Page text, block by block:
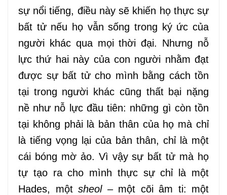
sự nổi tiếng, điều này sẽ khiến họ thực sự
bất tử nếu họ vẫn sống trong ký ức của
người khác qua mọi thời đại. Nhưng nỗ
lực thứ hai này của con người nhằm đạt
được sự bất tử cho mình bằng cách tồn
tại trong người khác cũng thất bại nặng
nề như nỗ lực đầu tiên: những gì còn tồn
tại không phải là bản thân của họ mà chỉ
là tiếng vọng lại của bản thân, chỉ là một
cái bóng mờ ảo. Vì vậy sự bất tử mà họ
tự tạo ra cho mình thực sự chỉ là một
Hades, một sheol– một cõi âm ti: một